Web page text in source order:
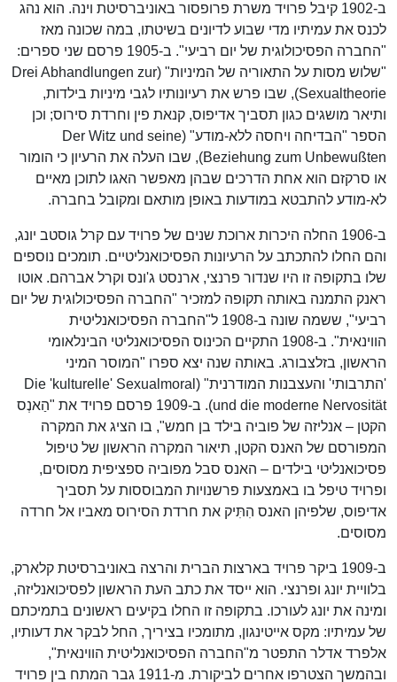
ב-1902 קיבל פרויד משרת פרופסור באוניברסיטת וינה. הוא נהג
לכנס את עמיתיו מדי שבוע לדיונים בשיטתו, במה שכונה מאז
"החברה הפסיכולוגית של יום רביעי". ב-1905 פרסם שני ספרים:
"שלוש מסות על התאוריה של המיניות" (Drei Abhandlungen zur
Sexualtheorie), שבו פרש את רעיונותיו לגבי מיניות בילדות,
ותיאר מושגים כגון תסביך אדיפוס, קנאת פין וחרדת סירוס; וכן
הספר "הבדיחה ויחסה ללא-מודע" (Der Witz und seine
Beziehung zum Unbewußten), שבו העלה את הרעיון כי הומור
או סרקזם הוא אחת הדרכים שבהן מאפשר האגו לתוכן מאיים
לא-מודע להתבטא במודעות באופן מותאם ומקובל בחברה.
ב-1906 החלה היכרות ארוכת שנים של פרויד עם קרל גוסטב יונג,
והם החלו להתכתב על הרעיונות הפסיכואנליטיים. תומכים נוספים
שלו בתקופה זו היו שנדור פרנצי, ארנסט ג'ונס וקרל אברהם. אוטו
ראנק התמנה באותה תקופה למזכיר "החברה הפסיכולוגית של יום
רביעי", ששמה שונה ב-1908 ל"החברה הפסיכואנליטית
הווינאית". ב-1908 התקיים הכינוס הפסיכואנליטי הבינלאומי
הראשון, בזלצבורג. באותה שנה יצא ספרו "המוסר המיני
'התרבותי' והעצבנות המודרנית" (Die 'kulturelle' Sexualmoral
und die moderne Nervosität). ב-1909 פרסם פרויד את "הַאנְס
הקטן – אנליזה של פוביה בילד בן חמש", בו הציג את המקרה
המפורסם של האנס הקטן, תיאור המקרה הראשון של טיפול
פסיכואנליטי בילדים – האנס סבל מפוביה ספציפית מסוסים,
ופרויד טיפל בו באמצעות פרשנויות המבוססות על תסביך
אדיפוס, שלפיהן האנס הִתִּיק את חרדת הסירוס מאביו אל חרדה
מסוסים.
ב-1909 ביקר פרויד בארצות הברית והרצה באוניברסיטת קלארק,
בלוויית יונג ופרנצי. הוא ייסד את כתב העת הראשון לפסיכואנליזה,
ומינה את יונג לעורכו. בתקופה זו החלו בקיעים ראשונים בתמיכתם
של עמיתיו: מקס אייטינגון, מתומכיו בציריך, החל לבקר את דעותיו,
אלפרד אדלר התפטר מ"החברה הפסיכואנליטית הווינאית",
ובהמשך הצטרפו אחרים לביקורת. מ-1911 גבר המתח בין פרויד